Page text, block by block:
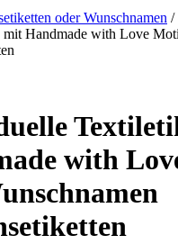
oder Wunschnamen /
Handmade with Love
with